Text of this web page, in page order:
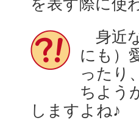
を表す際に使
身近
にも）
ったり
ちよう
しますよね♪